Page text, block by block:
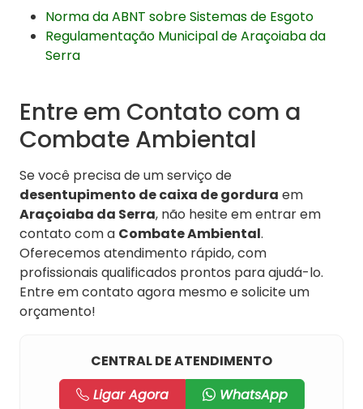
Norma da ABNT sobre Sistemas de Esgoto
Regulamentação Municipal de Araçoiaba da
Serra
Entre em Contato com a
Combate Ambiental
Se você precisa de um serviço de
desentupimento de caixa de gordura em
Araçoiaba da Serra, não hesite em entrar em
contato com a Combate Ambiental.
Oferecemos atendimento rápido, com
profissionais qualificados prontos para ajudá-lo.
Entre em contato agora mesmo e solicite um
orçamento!
CENTRAL DE ATENDIMENTO
Ligar Agora
WhatsApp